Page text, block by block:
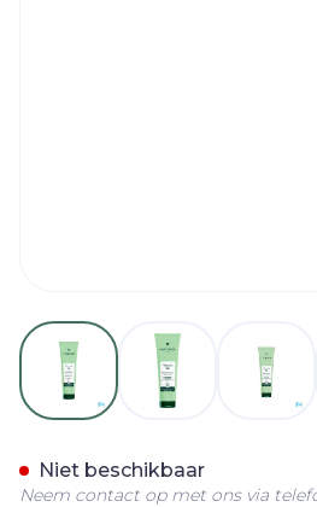
View larger image
View larger
Niet beschikbaar
Neem contact op met ons via